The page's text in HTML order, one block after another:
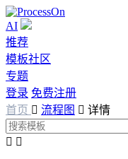
AI
推荐
模板社区
专题
登录 免费注册
首页  流程图  详情
 